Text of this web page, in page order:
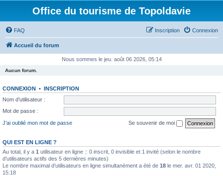
Office du tourisme de Topoldavie
FAQ Connexion
Inscription
Accueil du forum
Nous sommes le jeu. août 06 2026, 05:14
Aucun forum.
CONNEXION • INSCRIPTION
Nom d’utilisateur :
Mot de passe :
J’ai oublié mon mot de passe
Se souvenir de moi
QUI EST EN LIGNE ?
Au total, il y a 1 utilisateur en ligne :: 0 inscrit, 0 invisible et 1 invité (selon le nombre
d’utilisateurs actifs des 5 dernières minutes)
Le nombre maximal d’utilisateurs en ligne simultanément a été de 18 le mer. avr. 01 2020,
15:18